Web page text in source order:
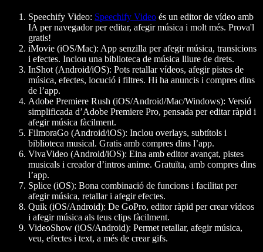
Speechify Video: Speechify Video és un editor de vídeo amb
IA per navegador per editar, afegir música i molt més. Prova'l
gratis!
iMovie (iOS/Mac): App senzilla per afegir música, transicions
i efectes. Inclou una biblioteca de música lliure de drets.
InShot (Android/iOS): Pots retallar vídeos, afegir pistes de
música, efectes, locució i filtres. Hi ha anuncis i compres dins
de l’app.
Adobe Premiere Rush (iOS/Android/Mac/Windows): Versió
simplificada d’Adobe Premiere Pro, pensada per editar ràpid i
afegir música fàcilment.
FilmoraGo (Android/iOS): Inclou overlays, subtítols i
biblioteca musical. Gratis amb compres dins l’app.
VivaVideo (Android/iOS): Eina amb editor avançat, pistes
musicals i creador d’intros anime. Gratuïta, amb compres dins
l’app.
Splice (iOS): Bona combinació de funcions i facilitat per
afegir música, retallar i afegir efectes.
Quik (iOS/Android): De GoPro, editor ràpid per crear vídeos
i afegir música als teus clips fàcilment.
VideoShow (iOS/Android): Permet retallar, afegir música,
veu, efectes i text, a més de crear gifs.